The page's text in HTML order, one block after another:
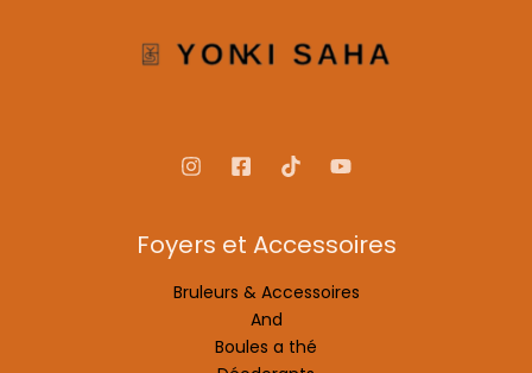
Foyers et Accessoires
Bruleurs & Accessoires
And
Boules a thé